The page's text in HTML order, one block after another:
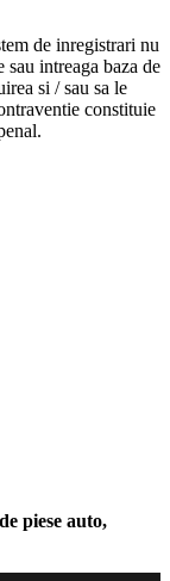
de inregistrari nu
intreaga baza de
si / sau sa le
constituie
piese auto,